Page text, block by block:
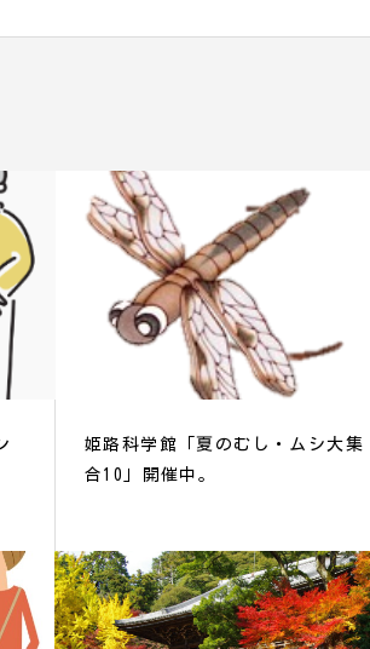
姫路科学館「夏のむし・ムシ大集
合10」開催中。